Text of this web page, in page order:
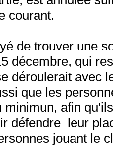
courant.
de trouver une
décembre, qui
déroulerait avec
que les
minimun, afin
défendre leur
jouant le